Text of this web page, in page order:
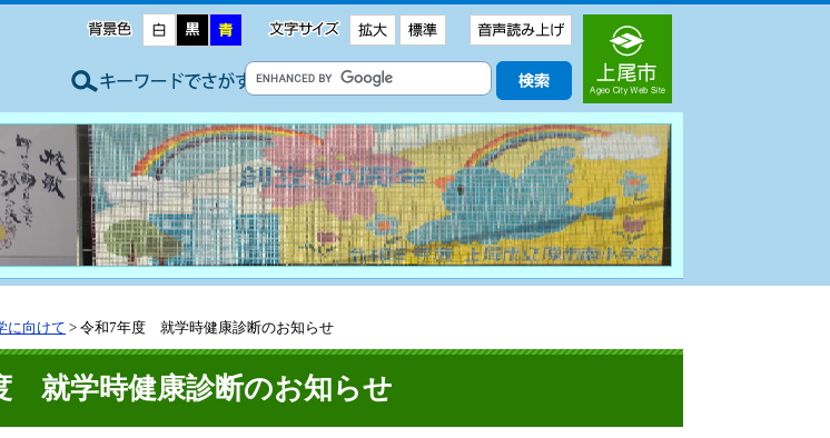
に向けて > 令和7年度 就学時健康診断のお知らせ
就学時健康診断のお知らせ